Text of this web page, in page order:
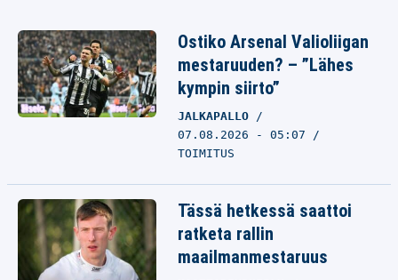
Ostiko Arsenal Valioliigan
mestaruuden? – ”Lähes
kympin siirto”
JALKAPALLO
07.08.2026 - 05:07
TOIMITUS
Tässä hetkessä saattoi
ratketa rallin
maailmanmestaruus